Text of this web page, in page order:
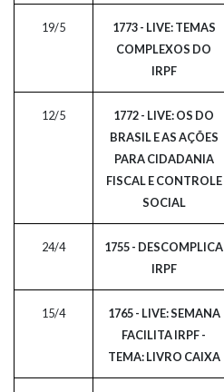
19/5
1773 - LIVE: TEMAS
COMPLEXOS DO
IRPF
12/5
1772 - LIVE: OS DO
BRASIL E AS AÇÕES
PARA CIDADANIA
FISCAL E CONTROLE
SOCIAL
24/4
1755 - DESCOMPLICA
IRPF
15/4
1765 - LIVE: SEMANA
FACILITA IRPF -
TEMA: LIVRO CAIXA